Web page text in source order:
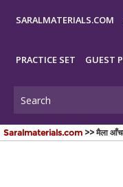
SARALMATERIALS.COM
PRACTICE SET GUEST
Saralmaterials.com >> मैला